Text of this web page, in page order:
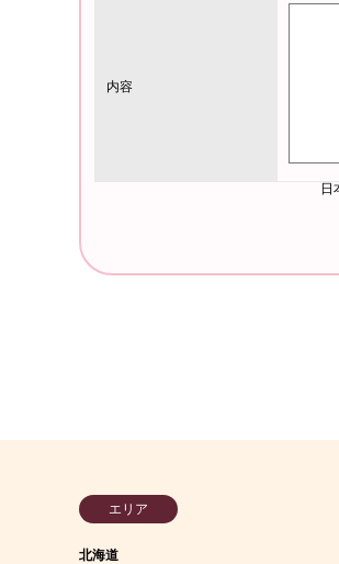
内容
日
エリア
北海道